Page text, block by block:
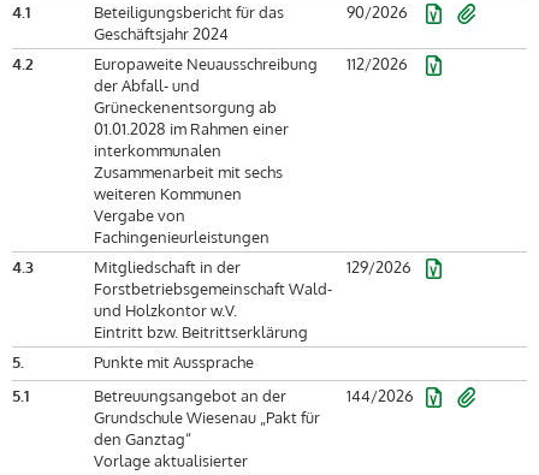
4.1
Beteiligungsbericht für das
Geschäftsjahr 2024
90/2026
4.2
Europaweite Neuausschreibung
der Abfall- und
Grüneckenentsorgung ab
01.01.2028 im Rahmen einer
interkommunalen
Zusammenarbeit mit sechs
weiteren Kommunen
Vergabe von
Fachingenieurleistungen
112/2026
4.3
Mitgliedschaft in der
Forstbetriebsgemeinschaft Wald-
und Holzkontor w.V.
Eintritt bzw. Beitrittserklärung
129/2026
5.
Punkte mit Aussprache
5.1
Betreuungsangebot an der
Grundschule Wiesenau „Pakt für
den Ganztag“
Vorlage aktualisierter
144/2026